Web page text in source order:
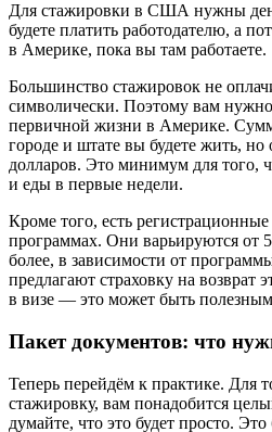
Для стажировки в США нужны
будете платить работодателю, а
в Америке, пока вы там работаете.
Большинство стажировок не
символически. Поэтому вам
первичной жизни в Америке.
городе и штате вы будете жить,
долларов. Это минимум для того,
и еды в первые недели.
Кроме того, есть регистрационные
программах. Они варьируются от
более, в зависимости от
предлагают страховку на возврат
в визе — это может быть
Пакет документов: что
Теперь перейдём к практике. Для
стажировку, вам понадобится
думайте, что это будет просто.